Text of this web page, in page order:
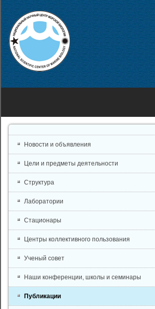
Новости и объявления
Цели и предметы деятельности
Структура
Лаборатории
Стационары
Центры коллективного пользования
Ученый совет
Наши конференции, школы и семинары
Публикации